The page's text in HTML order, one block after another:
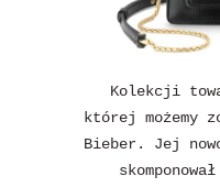
Kolekcji
której możemy
Bieber. Jej